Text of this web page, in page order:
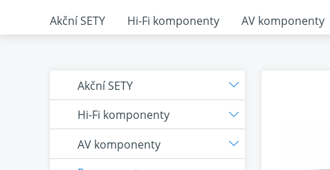
Akční SETY
Hi-Fi komponenty
AV komponenty
Akční SETY Hi-Fi komponenty AV komponenty